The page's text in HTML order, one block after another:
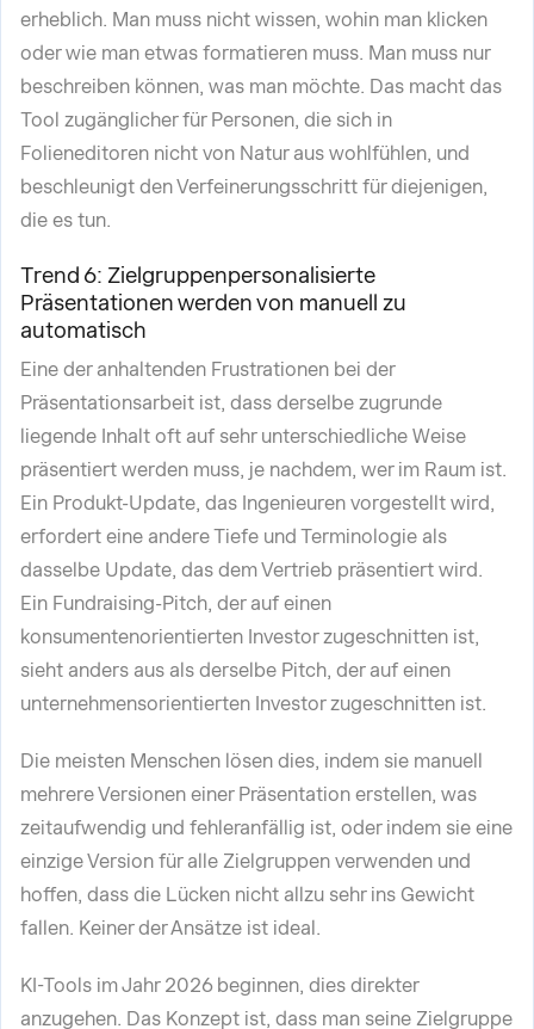
erheblich. Man muss nicht wissen, wohin man klicken
oder wie man etwas formatieren muss. Man muss nur
beschreiben können, was man möchte. Das macht das
Tool zugänglicher für Personen, die sich in
Folieneditoren nicht von Natur aus wohlfühlen, und
beschleunigt den Verfeinerungsschritt für diejenigen,
die es tun.
Trend 6: Zielgruppenpersonalisierte
Präsentationen werden von manuell zu
automatisch
Eine der anhaltenden Frustrationen bei der
Präsentationsarbeit ist, dass derselbe zugrunde
liegende Inhalt oft auf sehr unterschiedliche Weise
präsentiert werden muss, je nachdem, wer im Raum ist.
Ein Produkt-Update, das Ingenieuren vorgestellt wird,
erfordert eine andere Tiefe und Terminologie als
dasselbe Update, das dem Vertrieb präsentiert wird.
Ein Fundraising-Pitch, der auf einen
konsumentenorientierten Investor zugeschnitten ist,
sieht anders aus als derselbe Pitch, der auf einen
unternehmensorientierten Investor zugeschnitten ist.
Die meisten Menschen lösen dies, indem sie manuell
mehrere Versionen einer Präsentation erstellen, was
zeitaufwendig und fehleranfällig ist, oder indem sie eine
einzige Version für alle Zielgruppen verwenden und
hoffen, dass die Lücken nicht allzu sehr ins Gewicht
fallen. Keiner der Ansätze ist ideal.
KI-Tools im Jahr 2026 beginnen, dies direkter
anzugehen. Das Konzept ist, dass man seine Zielgruppe